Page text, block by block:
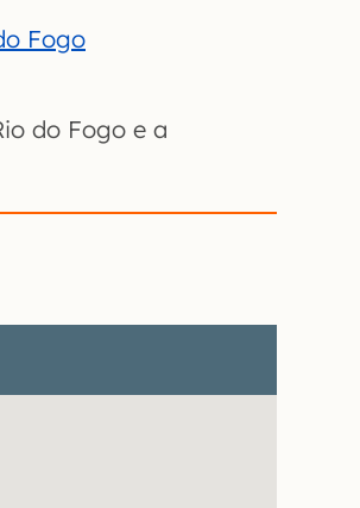
Fogo
do Fogo e a